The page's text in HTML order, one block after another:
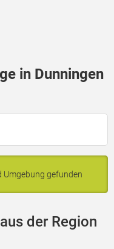
in Dunningen
Umgebung gefunden
der Region